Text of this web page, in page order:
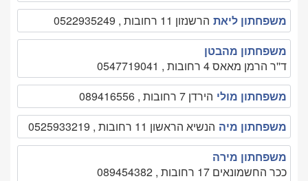
משפחתון ליאת הרשנזון 11 רחובות , 0522935249
משפחתון מהבטן
ד''ר הרמן מאאס 4 רחובות , 0547719041
משפחתון מולי הירדן 7 רחובות , 089416556
משפחתון מיה הנשיא הראשון 11 רחובות , 0525933219
משפחתון מירה
ככר החשמונאים 17 רחובות , 089454382